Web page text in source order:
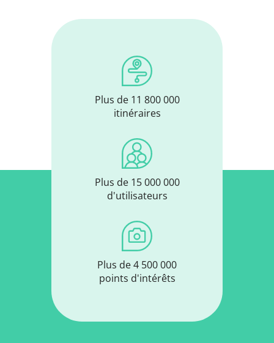
Plus de 11 800 000
itinéraires
Plus de 15 000 000
d'utilisateurs
Plus de 4 500 000
points d'intérêts